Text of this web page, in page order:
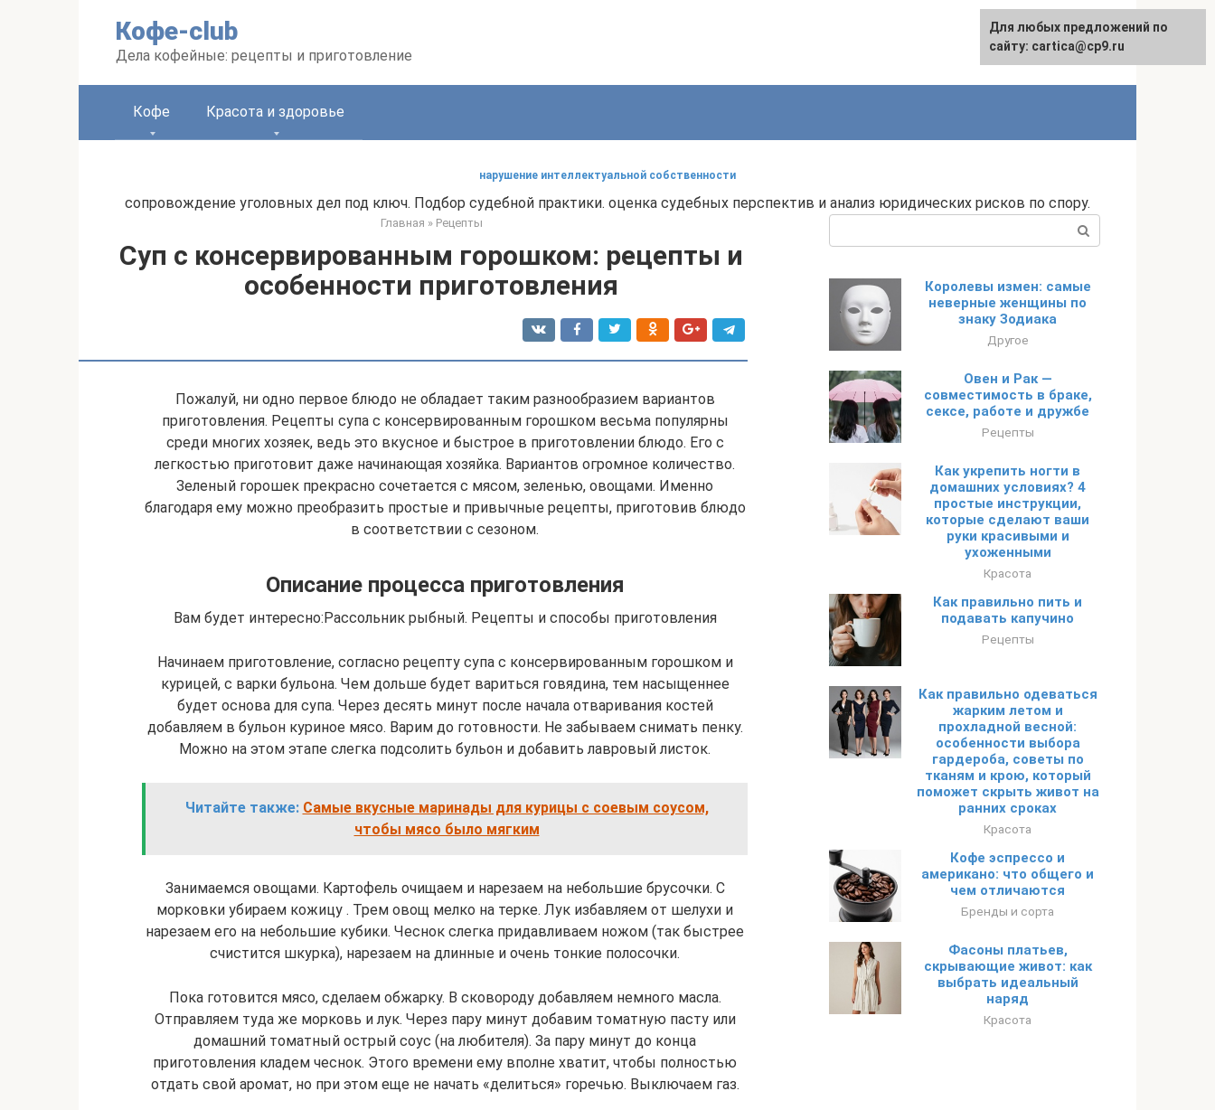
Кофе-club
Дела кофейные: рецепты и приготовление
English
Кофе Красота и здоровье
нарушение интеллектуальной собственности
сопровождение уголовных дел под ключ. Подбор судебной практики. оценка судебных перспектив и анализ юридических рисков по спору.
Главная » Рецепты
Суп с консервированным горошком: рецепты и
особенности приготовления
Пожалуй, ни одно первое блюдо не обладает таким разнообразием вариантов
приготовления. Рецепты супа с консервированным горошком весьма популярны
среди многих хозяек, ведь это вкусное и быстрое в приготовлении блюдо. Его с
легкостью приготовит даже начинающая хозяйка. Вариантов огромное количество.
Зеленый горошек прекрасно сочетается с мясом, зеленью, овощами. Именно
благодаря ему можно преобразить простые и привычные рецепты, приготовив блюдо
в соответствии с сезоном.
Описание процесса приготовления
Вам будет интересно:Рассольник рыбный. Рецепты и способы приготовления
Начинаем приготовление, согласно рецепту супа с консервированным горошком и
курицей, с варки бульона. Чем дольше будет вариться говядина, тем насыщеннее
будет основа для супа. Через десять минут после начала отваривания костей
добавляем в бульон куриное мясо. Варим до готовности. Не забываем снимать пенку.
Можно на этом этапе слегка подсолить бульон и добавить лавровый листок.
Читайте также: Самые вкусные маринады для курицы с соевым соусом,
чтобы мясо было мягким
Занимаемся овощами. Картофель очищаем и нарезаем на небольшие брусочки. С
морковки убираем кожицу . Трем овощ мелко на терке. Лук избавляем от шелухи и
нарезаем его на небольшие кубики. Чеснок слегка придавливаем ножом (так быстрее
счистится шкурка), нарезаем на длинные и очень тонкие полосочки.
Пока готовится мясо, сделаем обжарку. В сковороду добавляем немного масла.
Отправляем туда же морковь и лук. Через пару минут добавим томатную пасту или
домашний томатный острый соус (на любителя). За пару минут до конца
приготовления кладем чеснок. Этого времени ему вполне хватит, чтобы полностью
отдать свой аромат, но при этом еще не начать «делиться» горечью. Выключаем газ.
Королевы измен: самые
неверные женщины по
знаку Зодиака
Другое
Овен и Рак —
совместимость в браке,
сексе, работе и дружбе
Рецепты
Как укрепить ногти в
домашних условиях? 4
простые инструкции,
которые сделают ваши
руки красивыми и
ухоженными
Красота
Как правильно пить и
подавать капучино
Рецепты
Как правильно одеваться
жарким летом и
прохладной весной:
особенности выбора
гардероба, советы по
тканям и крою, который
поможет скрыть живот на
ранних сроках
Красота
Кофе эспрессо и
американо: что общего и
чем отличаются
Бренды и сорта
Фасоны платьев,
скрывающие живот: как
выбрать идеальный
наряд
Красота
Для любых предложений по
сайту: cartica@cp9.ru